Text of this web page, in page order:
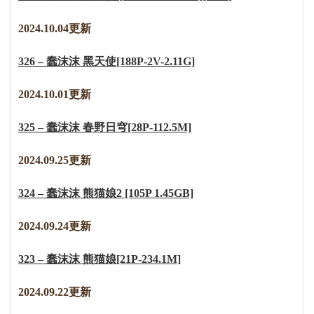
2024.10.04更新
326 – 蠢沫沫 黑天使[188P-2V-2.11G]
2024.10.01更新
325 – 蠢沫沫 春野日穹[28P-112.5M]
2024.09.25更新
324 – 蠢沫沫 熊猫娘2 [105P 1.45GB]
2024.09.24更新
323 – 蠢沫沫 熊猫娘[21P-234.1M]
2024.09.22更新